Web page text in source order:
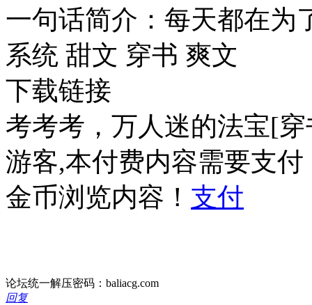
一句话简介：每天都在为
系统 甜文 穿书 爽文
下载链接
考考考，万人迷的法宝[
游客,本付费内容需要支付
金币浏览内容！ 支付
论坛统一解压密码：baliacg.com
回复